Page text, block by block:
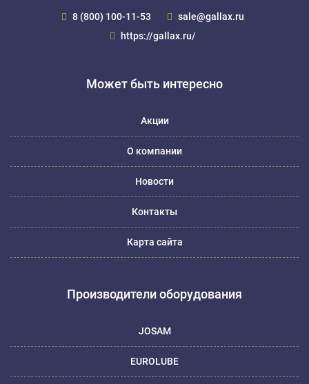
8 (800) 100-11-53
sale@gallax.ru
https://gallax.ru/
Может быть интересно
Акции
О компании
Новости
Контакты
Карта сайта
Производители оборудования
JOSAM
EUROLUBE